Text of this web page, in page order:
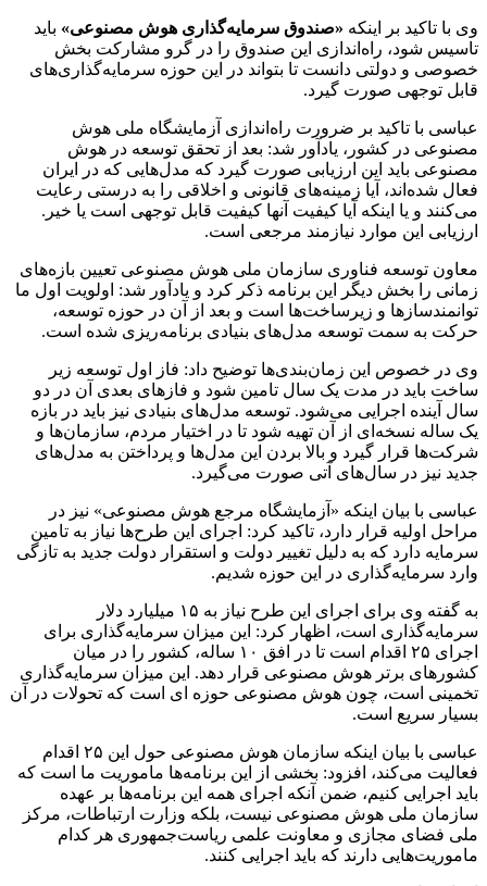
وی با تاکید بر اینکه «صندوق سرمایه‌گذاری هوش مصنوعی» باید
تاسیس شود، راه‌اندازی این صندوق را در گرو مشارکت بخش
خصوصی و دولتی دانست تا بتواند در این حوزه سرمایه‌گذاری‌های
قابل توجهی صورت گیرد.
عباسی با تاکید بر ضرورت راه‌اندازی آزمایشگاه ملی هوش
مصنوعی در کشور، یادآور شد: بعد از تحقق توسعه در هوش
مصنوعی باید این ارزیابی صورت گیرد که مدل‌هایی که در ایران
فعال شده‌اند، آیا زمینه‌های قانونی و اخلاقی را به درستی رعایت
می‌کنند و یا اینکه آیا کیفیت آنها کیفیت قابل توجهی است یا خیر.
ارزیابی این موارد نیازمند مرجعی است.
معاون توسعه فناوری سازمان ملی هوش مصنوعی تعیین بازه‌های
زمانی را بخش دیگر این برنامه ذکر کرد و یادآور شد: اولویت اول ما
توانمندسازها و زیرساخت‌ها است و بعد از آن در حوزه توسعه،
حرکت به سمت توسعه مدل‌های بنیادی برنامه‌ریزی شده است.
وی در خصوص این زمان‌بندی‌ها توضیح داد: فاز اول توسعه زیر
ساخت باید در مدت یک سال تامین شود و فازهای بعدی آن در دو
سال آینده اجرایی می‌شود. توسعه مدل‌های بنیادی نیز باید در بازه
یک ساله نسخه‌ای از آن تهیه شود تا در اختیار مردم، سازمان‌ها و
شرکت‌ها قرار گیرد و بالا بردن این مدل‌ها و پرداختن به مدل‌های
جدید نیز در سال‌های آتی صورت می‌گیرد.
عباسی با بیان اینکه «آزمایشگاه مرجع هوش مصنوعی» نیز در
مراحل اولیه قرار دارد، تاکید کرد: اجرای این طرح‌ها نیاز به تامین
سرمایه دارد که به دلیل تغییر دولت و استقرار دولت جدید به تازگی
وارد سرمایه‌گذاری در این حوزه شدیم.
به گفته وی برای اجرای این طرح نیاز به ۱۵ میلیارد دلار
سرمایه‌گذاری است، اظهار کرد: این میزان سرمایه‌گذاری برای
اجرای ۲۵ اقدام است تا در افق ۱۰ ساله، کشور را در میان
کشورهای برتر هوش مصنوعی قرار دهد. این میزان سرمایه‌گذاری
تخمینی است، چون هوش مصنوعی حوزه ای است که تحولات در آن
بسیار سریع است.
عباسی با بیان اینکه سازمان هوش مصنوعی حول این ۲۵ اقدام
فعالیت می‌کند، افزود: بخشی از این برنامه‌ها ماموریت ما است که
باید اجرایی کنیم، ضمن آنکه اجرای همه این برنامه‌ها بر عهده
سازمان ملی هوش مصنوعی نیست، بلکه وزارت ارتباطات، مرکز
ملی فضای مجازی و معاونت علمی ریاست‌جمهوری هر کدام
ماموریت‌هایی دارند که باید اجرایی کنند.